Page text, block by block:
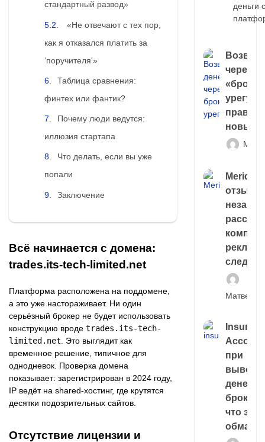
стандартный развод»
«Не отвечают с тех пор,
как я отказался платить за
‘поручителя'»
Таблица сравнения:
финтех или фантик?
Почему люди ведутся:
иллюзия стартапа
Что делать, если вы уже
попали
Заключение
Всё начинается с домена:
trades.its-tech-limited.net
Платформа расположена на поддомене,
а это уже настораживает. Ни один
серьёзный брокер не будет использовать
конструкцию вроде trades.its-tech-
limited.net . Это выглядит как
временное решение, типичное для
однодневок. Проверка домена
показывает: зарегистрирован в 2024 году,
IP ведёт на shared-хостинг, где крутятся
десятки подозрительных сайтов.
Отсутствие лицензии и
деньги с
через
правда
новый
следа
Матвей
Account
при
выводе
денег у
что это,
обман?